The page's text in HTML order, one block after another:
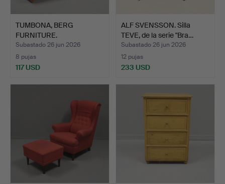
TUMBONA, BERG
FURNITURE.
Subastado 26 jun 2026
8 pujas
117 USD
ALF SVENSSON. Silla
TEVE, de la serie "Bra…
Subastado 26 jun 2026
12 pujas
233 USD